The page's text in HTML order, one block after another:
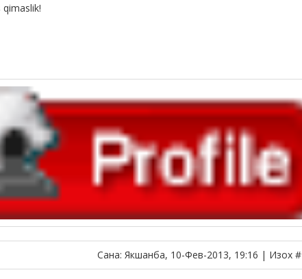
Сана: Якшанба, 10-Фев-2013, 19:16 | Изох #